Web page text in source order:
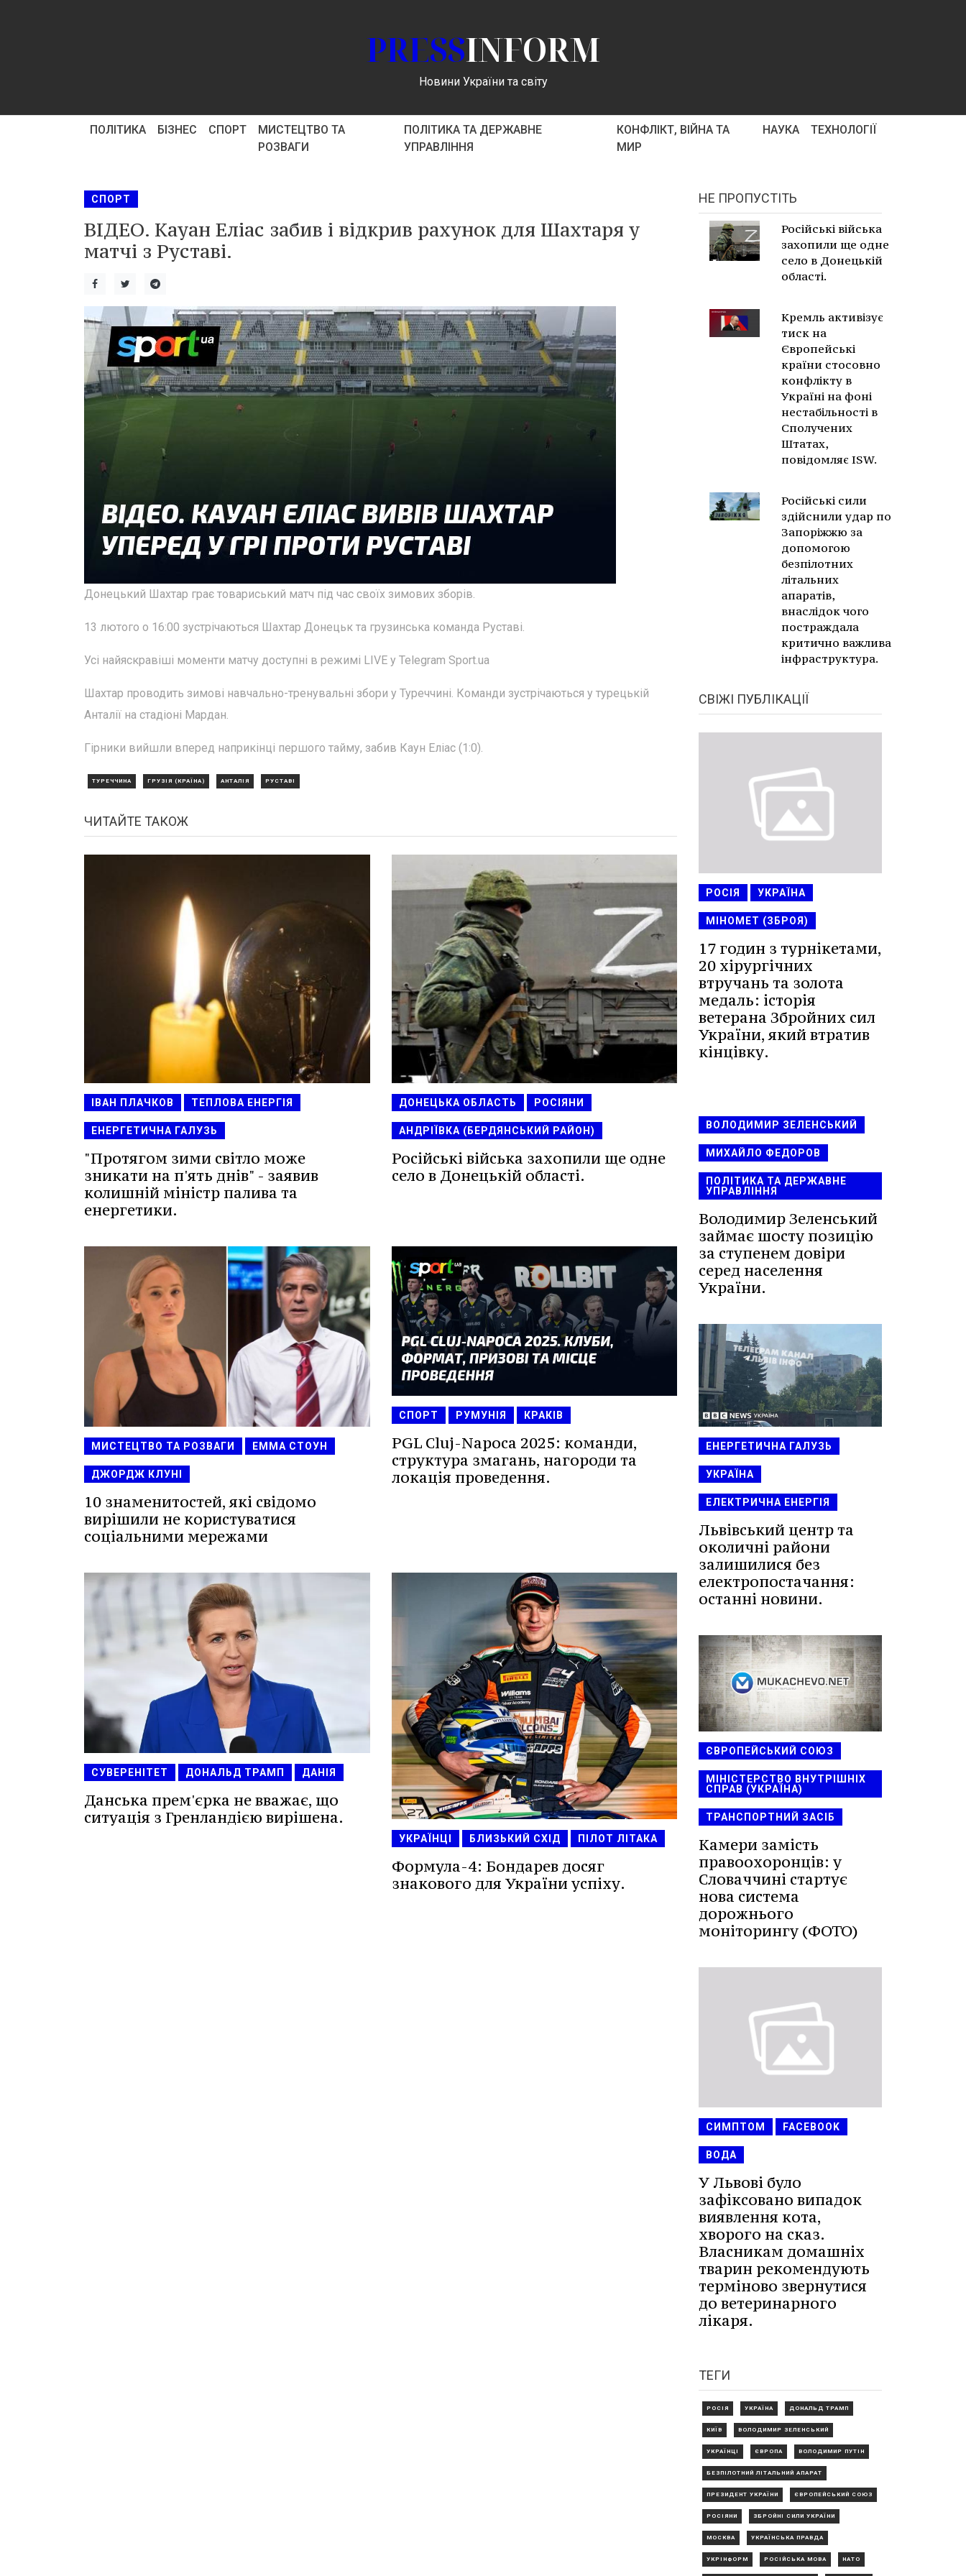
PRESSINFORM
Новини України та світу
ПОЛІТИКА БІЗНЕС СПОРТ
МИСТЕЦТВО ТА
РОЗВАГИ
ПОЛІТИКА ТА ДЕРЖАВНЕ
УПРАВЛІННЯ
КОНФЛІКТ, ВІЙНА ТА
МИР
НАУКА ТЕХНОЛОГІЇ
СПОРТ
ВІДЕО. Кауан Еліас забив і відкрив рахунок для Шахтаря у
матчі з Руставі.
Донецький Шахтар грає товариський матч під час своїх зимових зборів.
13 лютого о 16:00 зустрічаються Шахтар Донецьк та грузинська команда Руставі.
Усі найяскравіші моменти матчу доступні в режимі LIVE у Telegram Sport.ua
Шахтар проводить зимові навчально-тренувальні збори у Туреччині. Команди зустрічаються у турецькій
Анталії на стадіоні Мардан.
Гірники вийшли вперед наприкінці першого тайму, забив Каун Еліас (1:0).
ТУРЕЧЧИНА ГРУЗІЯ (КРАЇНА) АНТАЛІЯ РУСТАВІ
ЧИТАЙТЕ ТАКОЖ
ІВАН ПЛАЧКОВ ТЕПЛОВА ЕНЕРГІЯ
ЕНЕРГЕТИЧНА ГАЛУЗЬ
"Протягом зими світло може
зникати на п'ять днів" - заявив
колишній міністр палива та
енергетики.
ДОНЕЦЬКА ОБЛАСТЬ РОСІЯНИ
АНДРІЇВКА (БЕРДЯНСЬКИЙ РАЙОН)
Російські війська захопили ще одне
село в Донецькій області.
МИСТЕЦТВО ТА РОЗВАГИ ЕММА СТОУН
ДЖОРДЖ КЛУНІ
10 знаменитостей, які свідомо
вирішили не користуватися
соціальними мережами
СПОРТ РУМУНІЯ КРАКІВ
PGL Cluj-Napoca 2025: команди,
структура змагань, нагороди та
локація проведення.
СУВЕРЕНІТЕТ ДОНАЛЬД ТРАМП ДАНІЯ
Данська прем'єрка не вважає, що
ситуація з Гренландією вирішена.
УКРАЇНЦІ БЛИЗЬКИЙ СХІД ПІЛОТ ЛІТАКА
Формула-4: Бондарев досяг
знакового для України успіху.
НЕ ПРОПУСТІТЬ
Російські війська
захопили ще одне
село в Донецькій
області.
Кремль активізує
тиск на
Європейські
країни стосовно
конфлікту в
Україні на фоні
нестабільності в
Сполучених
Штатах,
повідомляє ISW.
Російські сили
здійснили удар по
Запоріжжю за
допомогою
безпілотних
літальних
апаратів,
внаслідок чого
постраждала
критично важлива
інфраструктура.
СВІЖІ ПУБЛІКАЦІЇ
РОСІЯ УКРАЇНА
МІНОМЕТ (ЗБРОЯ)
17 годин з турнікетами,
20 хірургічних
втручань та золота
медаль: історія
ветерана Збройних сил
України, який втратив
кінцівку.
ВОЛОДИМИР ЗЕЛЕНСЬКИЙ
МИХАЙЛО ФЕДОРОВ
ПОЛІТИКА ТА ДЕРЖАВНЕ
УПРАВЛІННЯ
Володимир Зеленський
займає шосту позицію
за ступенем довіри
серед населення
України.
ЕНЕРГЕТИЧНА ГАЛУЗЬ
УКРАЇНА
ЕЛЕКТРИЧНА ЕНЕРГІЯ
Львівський центр та
околичні райони
залишилися без
електропостачання:
останні новини.
ЄВРОПЕЙСЬКИЙ СОЮЗ
МІНІСТЕРСТВО ВНУТРІШНІХ
СПРАВ (УКРАЇНА)
ТРАНСПОРТНИЙ ЗАСІБ
Камери замість
правоохоронців: у
Словаччині стартує
нова система
дорожнього
моніторингу (ФОТО)
СИМПТОМ FACEBOOK
ВОДА
У Львові було
зафіксовано випадок
виявлення кота,
хворого на сказ.
Власникам домашніх
тварин рекомендують
терміново звернутися
до ветеринарного
лікаря.
ТЕГИ
РОСІЯ УКРАЇНА ДОНАЛЬД ТРАМП
КИЇВ ВОЛОДИМИР ЗЕЛЕНСЬКИЙ
УКРАЇНЦІ ЄВРОПА ВОЛОДИМИР ПУТІН
БЕЗПІЛОТНИЙ ЛІТАЛЬНИЙ АПАРАТ
ПРЕЗИДЕНТ УКРАЇНИ ЄВРОПЕЙСЬКИЙ СОЮЗ
РОСІЯНИ ЗБРОЙНІ СИЛИ УКРАЇНИ
МОСКВА УКРАЇНСЬКА ПРАВДА
УКРІНФОРМ РОСІЙСЬКА МОВА НАТО